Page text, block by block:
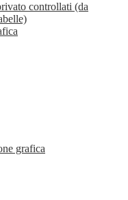
controllati (da
grafica